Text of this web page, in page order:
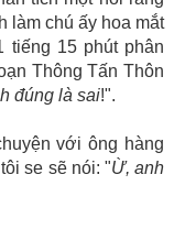
làm chú ấy hoa mắt
tiếng 15 phút phân
Thông Tấn Thôn
đúng là sai!".
với ông hàng
se sẽ nói: "Ừ, anh